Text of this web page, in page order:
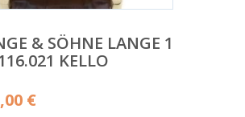
& SÖHNE LANGE 1
KELLO
€